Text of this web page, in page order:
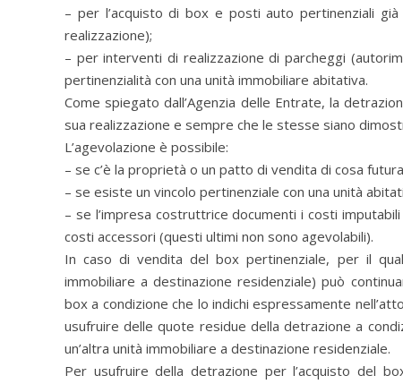
– per l’acquisto di box e posti auto pertinenziali
realizzazione);
– per interventi di realizzazione di parcheggi
pertinenzialità con una unità immobiliare abitativa.
Come spiegato dall’Agenzia delle Entrate, la
sua realizzazione e sempre che le stesse siano
L’agevolazione è possibile:
– se c’è la proprietà o un patto di vendita di cosa
– se esiste un vincolo pertinenziale con una unità
– se l’impresa costruttrice documenti i costi
costi accessori (questi ultimi non sono agevolabili).
In caso di vendita del box pertinenziale, per il
immobiliare a destinazione residenziale) può
box a condizione che lo indichi espressamente
usufruire delle quote residue della detrazione a
un’altra unità immobiliare a destinazione residenziale.
Per usufruire della detrazione per l’acquisto del